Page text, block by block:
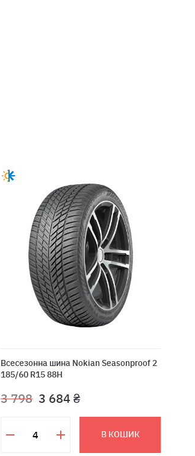
Всесезонна шина Nokian Seasonproof 2
185/60 R15 88H
3 798 3 684 ₴
В КОШИК